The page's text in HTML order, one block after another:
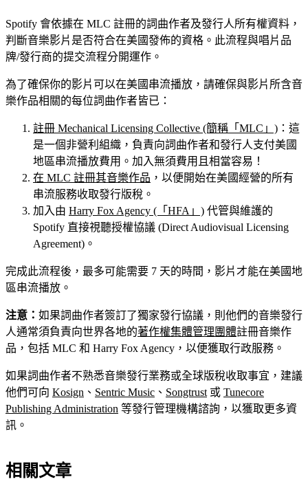
Spotify 會依據在 MLC 註冊的詞曲作者及發行人所有權資料，
判斷音樂影片是否符合在美國發佈的資格。此流程與唱片品
牌/發行商的提交流程分開運作。
為了確保你的影片可以在美國串流播放，請確保與影片所含音
樂作品相關的每位詞曲作者皆已：
註冊 Mechanical Licensing Collective (簡稱「MLC」) ：這
是一個非營利組織，負責向詞曲作者和發行人支付美國
地區串流播放費用。加入無須費用且相當容易！
在 MLC 註冊其音樂作品 ，以便開始在美國經營的所有
串流服務收取發行版稅。
加入由 Harry Fox Agency (「HFA」) 代管與維護的
Spotify 直接視聽授權協議 (Direct Audiovisual Licensing
Agreement)。
完成此流程後，最多可能需要 7 天的時間，影片才能在美國地
區串流播放。
注意： 如果詞曲作者簽訂了獨家發行協議，則他們的音樂發行
人通常須負責向世界各地的著作權集體管理團體註冊音樂作
品，包括 MLC 和 Harry Fox Agency，以便獲取行政服務。
如果詞曲作者不熟悉音樂發行業務或全球版稅收取事宜，建議
他們可向 Kosign 、 Sentric Music 、 Songtrust 或 Tunecore
Publishing Administration 等發行管理機構諮詢，以獲取更多資
訊。
相關文章